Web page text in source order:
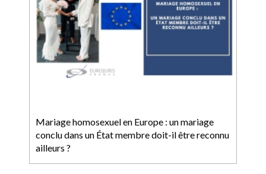
Mariage homosexuel en Europe : un mariage
conclu dans un État membre doit-il être reconnu
ailleurs ?